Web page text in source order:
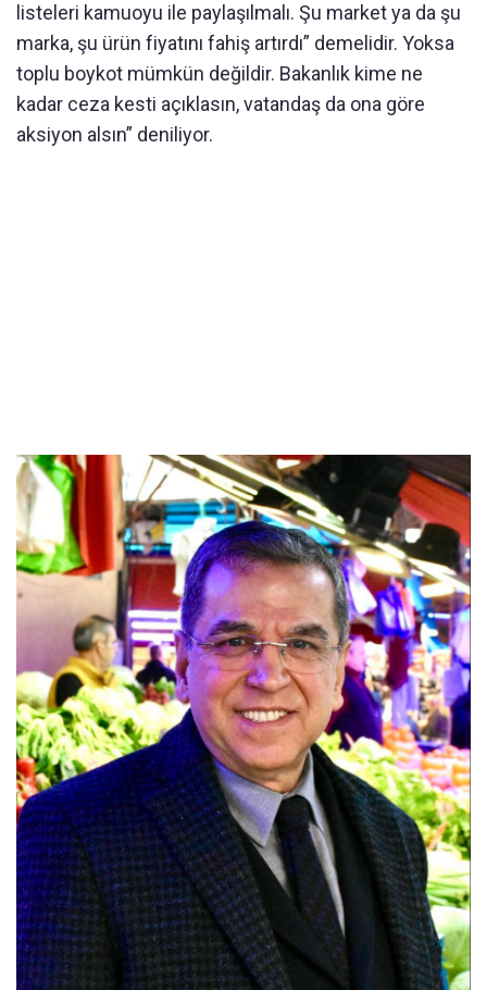
listeleri kamuoyu ile paylaşılmalı. Şu market ya da şu
marka, şu ürün fiyatını fahiş artırdı” demelidir. Yoksa
toplu boykot mümkün değildir. Bakanlık kime ne
kadar ceza kesti açıklasın, vatandaş da ona göre
aksiyon alsın” deniliyor.